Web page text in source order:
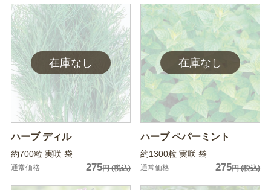
ハーブ ディル
約700粒 実咲 袋
通常価格 275円(税込)
ハーブ ペパーミント
約1300粒 実咲 袋
通常価格 275円(税込)